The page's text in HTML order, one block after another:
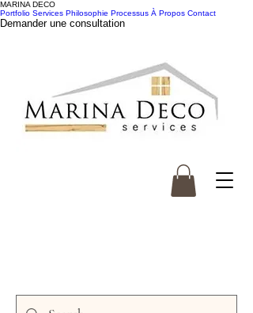
MARINA DECO
Portfolio Services Philosophie Processus À Propos Contact
Demander une consultation